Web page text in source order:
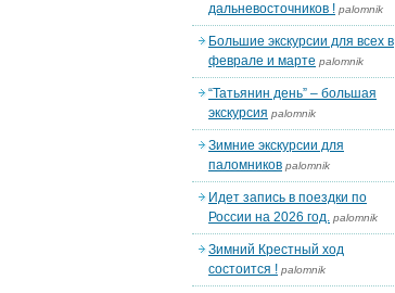
дальневосточников ! palomnik
Большие экскурсии для всех в
феврале и марте palomnik
“Татьянин день” – большая
экскурсия palomnik
Зимние экскурсии для
паломников palomnik
Идет запись в поездки по
России на 2026 год. palomnik
Зимний Крестный ход
состоится ! palomnik